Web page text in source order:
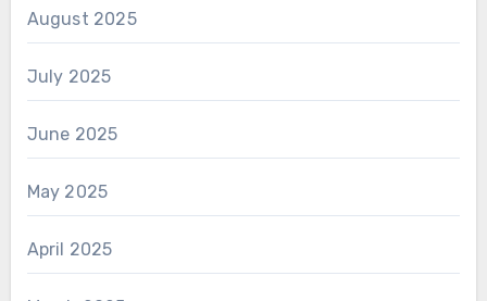
August 2025
July 2025
June 2025
May 2025
April 2025